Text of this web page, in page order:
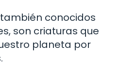
conocidos
son criaturas que
planeta por